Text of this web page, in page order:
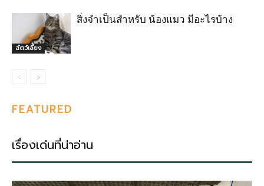
สัตว์เลี้ยง
สิ่งจำเป็นสำหรับ น้องแมว มีอะไรบ้าง
FEATURED
เรื่องเด่นที่น่าอ่าน